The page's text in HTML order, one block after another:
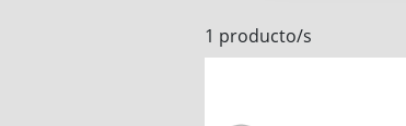
1 producto/s